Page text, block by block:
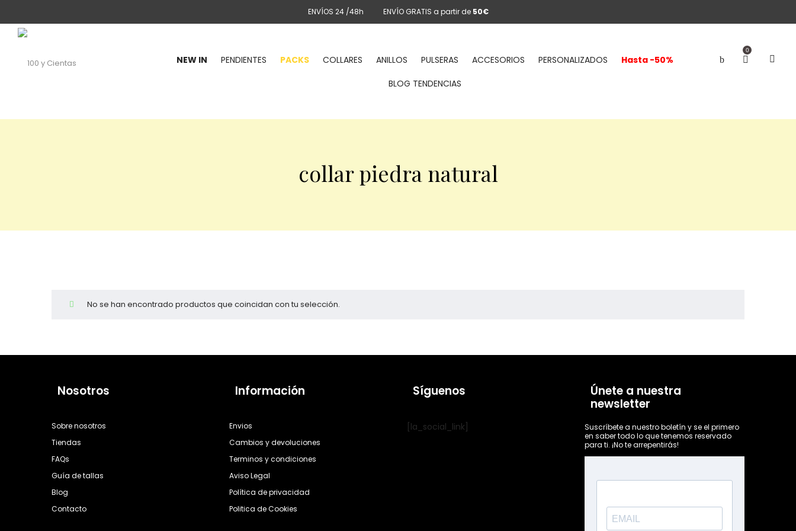
ENVÍOS 24 /48h ENVÍO GRATIS a partir de 50€
0
NEW IN PENDIENTES PACKS COLLARES ANILLOS PULSERAS ACCESORIOS PERSONALIZADOS
Hasta -50%
BLOG TENDENCIAS
collar piedra natural
No se han encontrado productos que coincidan con tu selección.
Nosotros
Sobre nosotros
Tiendas
FAQs
Guía de tallas
Blog
Contacto
Información
Envios
Cambios y devoluciones
Terminos y condiciones
Aviso Legal
Política de privacidad
Politica de Cookies
Síguenos
[la_social_link]
Únete a nuestra
newsletter
Suscríbete a nuestro boletín y se el primero
en saber todo lo que tenemos reservado
para ti. ¡No te arrepentirás!